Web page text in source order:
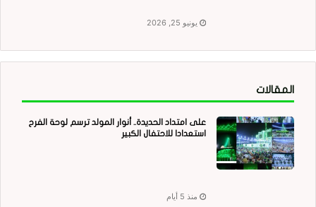
يونيو 25, 2026
المقالات
على امتداد الحديدة.. أنوار المولد ترسم لوحة الفرح
استعدادا للاحتفال الكبير
منذ 5 أيام